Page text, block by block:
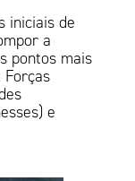
iniciais de
a
pontos mais
Forças
e